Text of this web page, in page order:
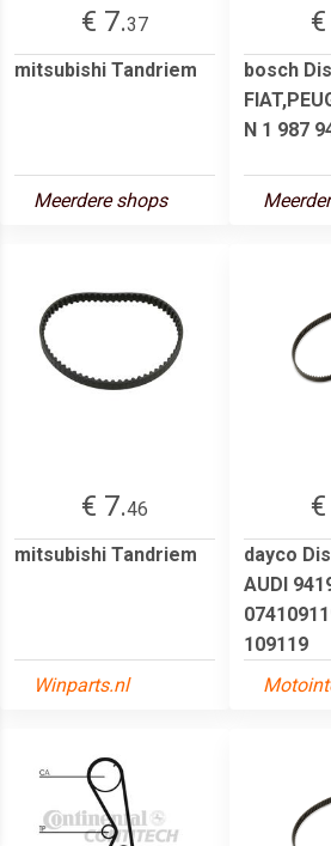
€ 7.37
mitsubishi Tandriem
Meerdere shops
bosch
N 1 987
€ 7.46
mitsubishi Tandriem
Winparts.nl
dayco
AUDI
109119